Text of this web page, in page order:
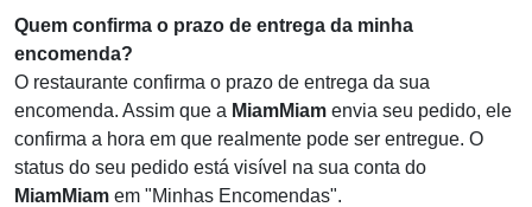
Quem confirma o prazo de entrega da minha
encomenda?
O restaurante confirma o prazo de entrega da sua
encomenda. Assim que a MiamMiam envia seu pedido, ele
confirma a hora em que realmente pode ser entregue. O
status do seu pedido está visível na sua conta do
MiamMiam em "Minhas Encomendas".